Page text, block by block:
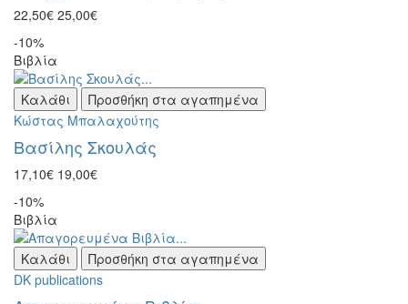
22,50€ 25,00€
-10%
Βιβλία
Καλάθι
Προσθήκη στα αγαπημένα
Κώστας Μπαλαχούτης
Βασίλης Σκουλάς
17,10€ 19,00€
-10%
Βιβλία
Καλάθι
Προσθήκη στα αγαπημένα
DK publications